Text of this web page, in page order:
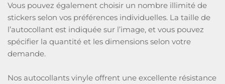
Vous pouvez également choisir un nombre illimité de
stickers selon vos préférences individuelles. La taille de
l’autocollant est indiquée sur l’image, et vous pouvez
spécifier la quantité et les dimensions selon votre
demande.
Nos autocollants vinyle offrent une excellente résistance